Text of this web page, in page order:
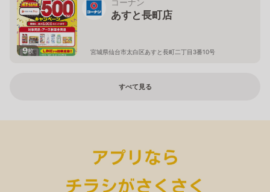
9枚
コーナン
あすと長町店
宮城県仙台市太白区あすと長町二丁目3番10号
すべて見る